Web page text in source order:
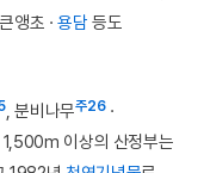
앵초 ·용담 등도
, 분비나무주26·
이상의 산정부는